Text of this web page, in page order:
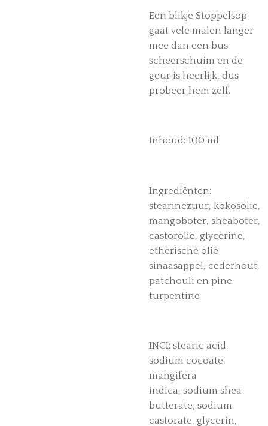
Een blikje Stoppelsop
gaat vele malen langer
mee dan een bus
scheerschuim en de
geur is heerlijk, dus
probeer hem zelf.
Inhoud: 100 ml
Ingrediënten:
stearinezuur, kokosolie,
mangoboter, sheaboter,
castorolie, glycerine,
etherische olie
sinaasappel, cederhout,
patchouli en pine
turpentine
INCI: stearic acid,
sodium cocoate,
mangifera
indica, sodium shea
butterate, sodium
castorate, glycerin,